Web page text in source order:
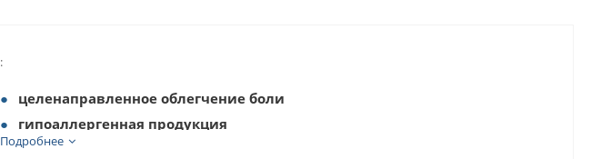
:
целенаправленное облегчение боли
гипоаллергенная продукция
быстрое и удобное использование
Подробнее